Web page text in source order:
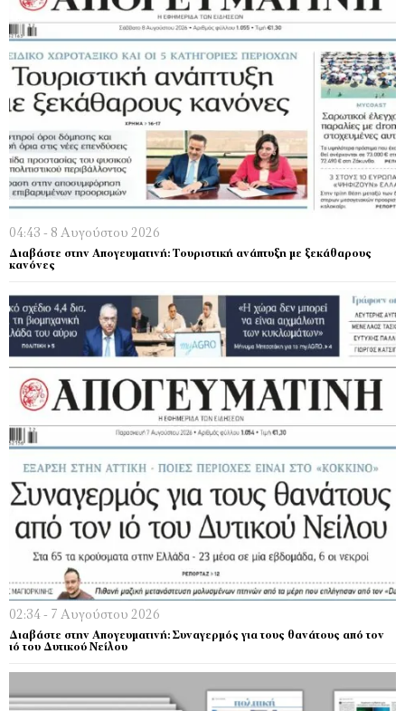
04:43 - 8 Αυγούστου 2026
Διαβάστε στην Απογευματινή: Τουριστική ανάπτυξη με ξεκάθαρους
κανόνες
02:34 - 7 Αυγούστου 2026
Διαβάστε στην Απογευματινή: Συναγερμός για τους θανάτους από τον
ιό του Δυτικού Νείλου